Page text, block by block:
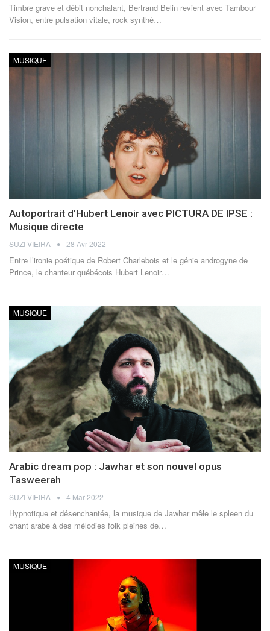
Timbre grave et débit nonchalant, Bertrand Belin revient avec Tambour
Vision, entre pulsation vitale, rock synthé…
MUSIQUE
Autoportrait d’Hubert Lenoir avec PICTURA DE IPSE :
Musique directe
SUZI VIEIRA 28 Avr 2022
Entre l’ironie poétique de Robert Charlebois et le génie androgyne de
Prince, le chanteur québécois Hubert Lenoir…
MUSIQUE
Arabic dream pop : Jawhar et son nouvel opus
Tasweerah
SUZI VIEIRA 4 Mar 2022
Hypnotique et désenchantée, la musique de Jawhar mêle le spleen du
chant arabe à des mélodies folk pleines de…
MUSIQUE